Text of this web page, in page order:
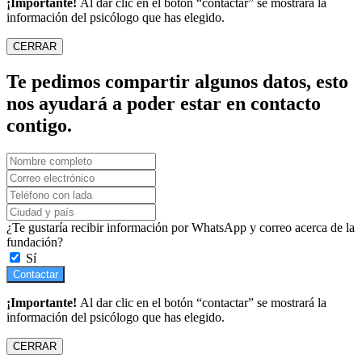
¡Importante! Al dar clic en el botón “contactar” se mostrará la
información del psicólogo que has elegido.
CERRAR
Te pedimos compartir algunos datos, esto
nos ayudará a poder estar en contacto
contigo.
¿Te gustaría recibir información por WhatsApp y correo acerca de la
fundación?
Sí
Contactar
¡Importante! Al dar clic en el botón “contactar” se mostrará la
información del psicólogo que has elegido.
CERRAR